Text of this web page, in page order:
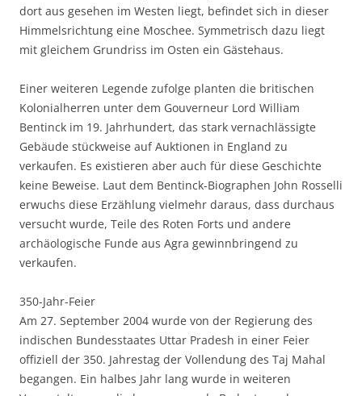
dort aus gesehen im Westen liegt, befindet sich in dieser
Himmelsrichtung eine Moschee. Symmetrisch dazu liegt
mit gleichem Grundriss im Osten ein Gästehaus.
Einer weiteren Legende zufolge planten die britischen
Kolonialherren unter dem Gouverneur Lord William
Bentinck im 19. Jahrhundert, das stark vernachlässigte
Gebäude stückweise auf Auktionen in England zu
verkaufen. Es existieren aber auch für diese Geschichte
keine Beweise. Laut dem Bentinck-Biographen John Rosselli
erwuchs diese Erzählung vielmehr daraus, dass durchaus
versucht wurde, Teile des Roten Forts und andere
archäologische Funde aus Agra gewinnbringend zu
verkaufen.
350-Jahr-Feier
Am 27. September 2004 wurde von der Regierung des
indischen Bundesstaates Uttar Pradesh in einer Feier
offiziell der 350. Jahrestag der Vollendung des Taj Mahal
begangen. Ein halbes Jahr lang wurde in weiteren